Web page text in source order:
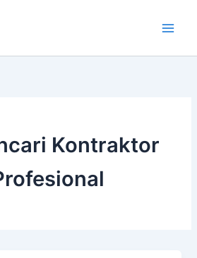
Kontraktor